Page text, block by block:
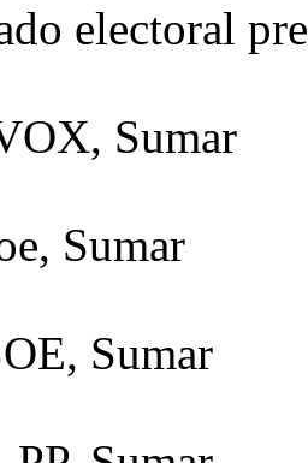
electoral
Sumar
Sumar
Sumar